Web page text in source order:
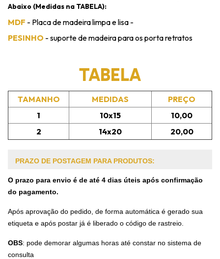
Abaixo (Medidas na TABELA):
MDF - Placa de madeira limpa e lisa -
PESINHO - suporte de madeira para os porta retratos
TABELA
TAMANHO MEDIDAS
PREÇO
1
10x15
10,00
2
14x20 20,00
PRAZO DE POSTAGEM PARA PRODUTOS:
O prazo para envio é de até 4 dias úteis após confirmação
do pagamento.
Após aprovação do pedido, de forma automática é gerado sua
etiqueta e após postar já é liberado o código de rastreio.
OBS: pode demorar algumas horas até constar no sistema de
consulta